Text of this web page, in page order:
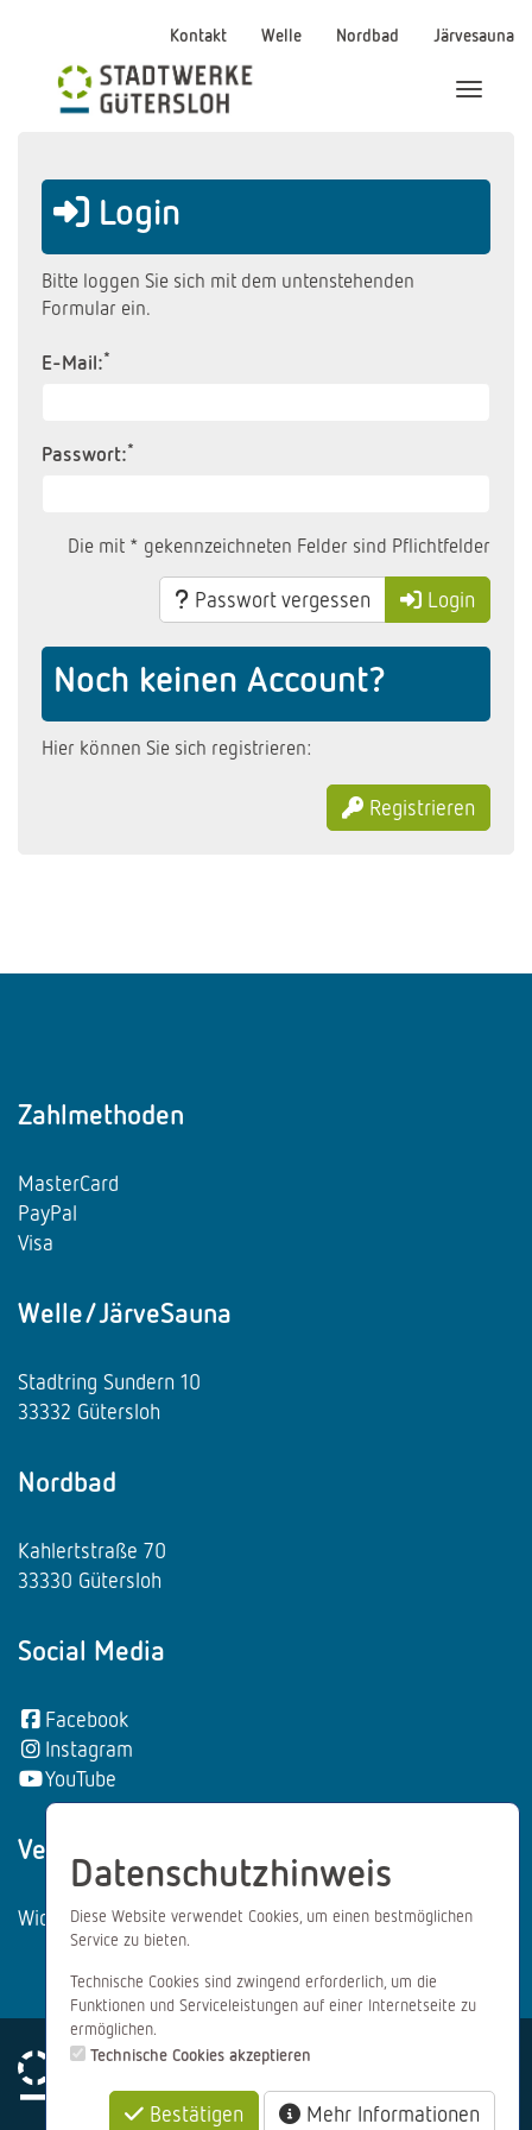
Kontakt Welle Nordbad Järvesauna
Menü
Login
Bitte loggen Sie sich mit dem untenstehenden
Formular ein.
E-Mail:*
Passwort:*
Die mit * gekennzeichneten Felder sind Pflichtfelder
Passwort vergessen Login
Noch keinen Account?
Hier können Sie sich registrieren:
Registrieren
Zahlmethoden
MasterCard
PayPal
Visa
Welle/JärveSauna
Stadtring Sundern 10
33332 Gütersloh
Nordbad
Kahlertstraße 70
33330 Gütersloh
Social Media
Facebook
Instagram
YouTube
Vertrag wiederrufen:
Widerrufsformular
Impressum Datenschutz AGB
Datenschutzhinweis
Diese Website verwendet Cookies, um einen bestmöglichen
Service zu bieten.
Technische Cookies sind zwingend erforderlich, um die
Funktionen und Serviceleistungen auf einer Internetseite zu
ermöglichen.
Technische Cookies akzeptieren
Bestätigen Mehr Informationen